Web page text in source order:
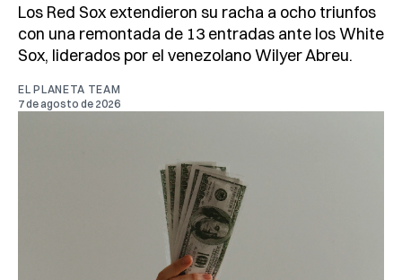
Los Red Sox extendieron su racha a ocho triunfos
con una remontada de 13 entradas ante los White
Sox, liderados por el venezolano Wilyer Abreu.
EL PLANETA TEAM
7 de agosto de 2026